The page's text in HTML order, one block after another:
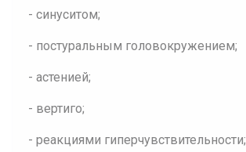
- синуситом;
- постуральным головокружением;
- астенией;
- вертиго;
- реакциями гиперчувствительности;